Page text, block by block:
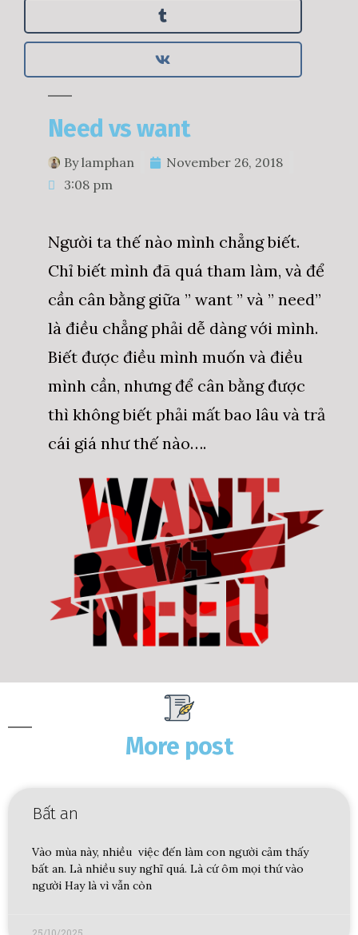
Need vs want
Bylamphan
November 26, 2018
3:08 pm
Người ta thế nào mình chẳng biết.
Chỉ biết mình đã quá tham làm, và để
cần cân bằng giữa ” want ” và ” need”
là điều chẳng phải dễ dàng với mình.
Biết được điều mình muốn và điều
mình cần, nhưng để cân bằng được
thì không biết phải mất bao lâu và trả
cái giá như thế nào….
More post
Bất an
Vào mùa này, nhiều việc đến làm con người cảm thấy
bất an. Là nhiều suy nghĩ quá. Là cứ ôm mọi thứ vào
người Hay là vì vẫn còn
25/10/2025